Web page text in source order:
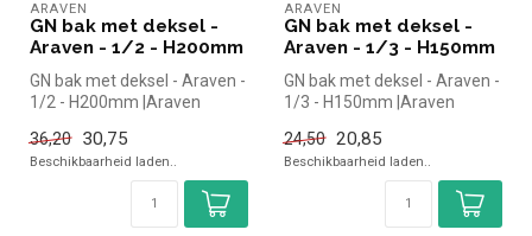
ARAVEN
GN bak met deksel -
Araven - 1/2 - H200mm
GN bak met deksel - Araven -
1/2 - H200mm |Araven
d...
36,20 30,75
Beschikbaarheid laden..
ARAVEN
GN bak met deksel -
Araven - 1/3 - H150mm
GN bak met deksel - Araven -
1/3 - H150mm |Araven
d...
24,50 20,85
Beschikbaarheid laden..